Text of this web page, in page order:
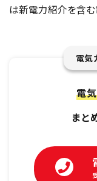
は新電力紹介を含む
電気
電
まと